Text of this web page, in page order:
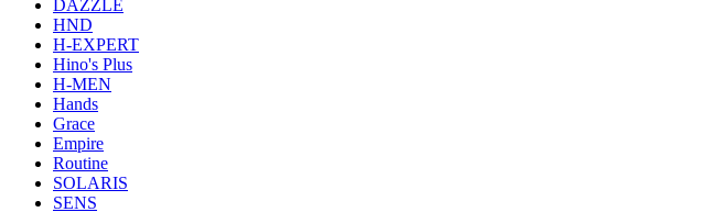
DAZZLE
HND
H-EXPERT
Hino's Plus
H-MEN
Hands
Grace
Empire
Routine
SOLARIS
SENS